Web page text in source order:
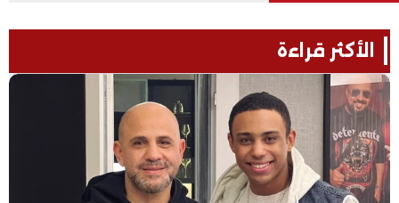
الأكثر قراءة